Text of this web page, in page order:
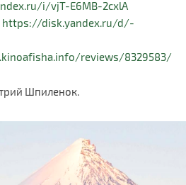
i/vjT-E6MB-2cxlA
https://disk.yandex.ru/d/-
reviews/8329583/
Шпиленок.